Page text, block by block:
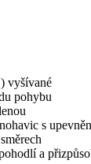
vyšívané
pohybu
s
a